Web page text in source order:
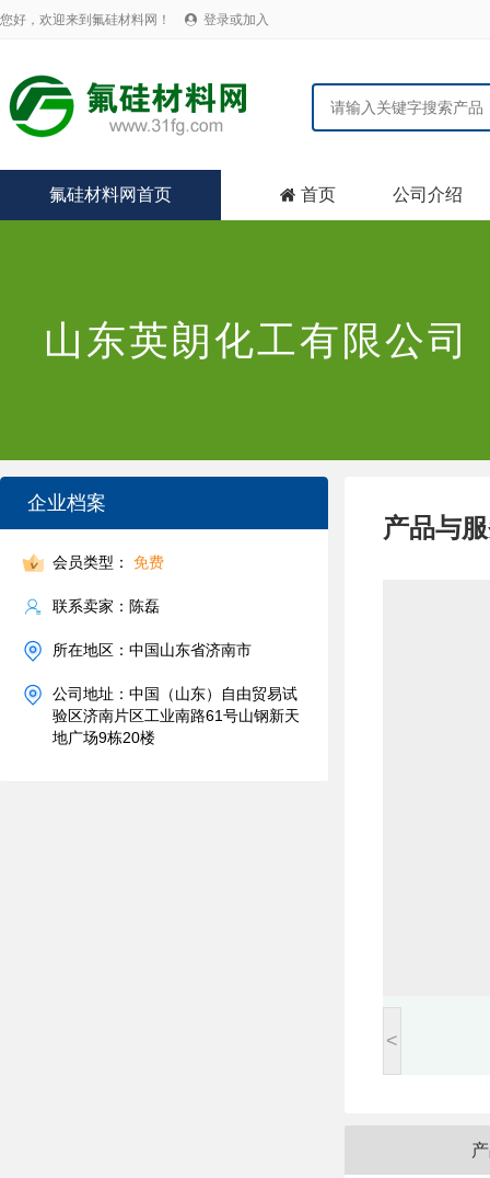
您好，欢迎来到氟硅材料网！  登录或加入
氟硅材料网首页  首页 公司介绍
山东英朗化工有限公司
企业档案
会员类型： 免费
联系卖家：陈磊
所在地区：中国山东省济南市
公司地址：中国（山东）自由贸易试
验区济南片区工业南路61号山钢新天
地广场9栋20楼
产品与
<